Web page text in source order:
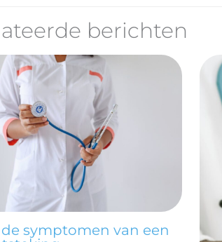
berichten
symptomen van een